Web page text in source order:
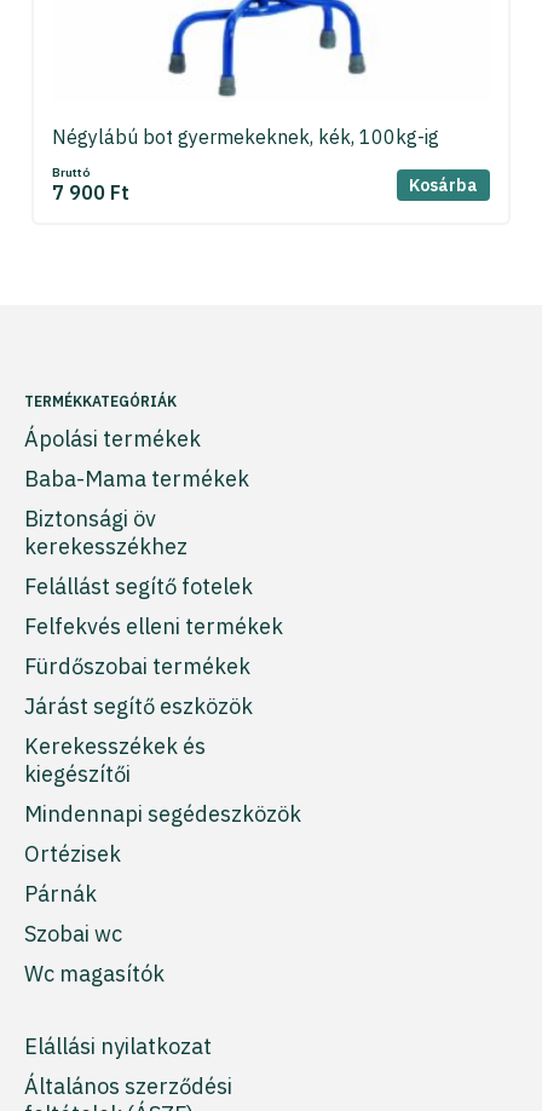
Négylábú bot gyermekeknek, kék, 100kg-ig
Bruttó
7 900 Ft Kosárba
TERMÉKKATEGÓRIÁK
Ápolási termékek
Baba-Mama termékek
Biztonsági öv
kerekesszékhez
Felállást segítő fotelek
Felfekvés elleni termékek
Fürdőszobai termékek
Járást segítő eszközök
Kerekesszékek és
kiegészítői
Mindennapi segédeszközök
Ortézisek
Párnák
Szobai wc
Wc magasítók
Elállási nyilatkozat
Általános szerződési